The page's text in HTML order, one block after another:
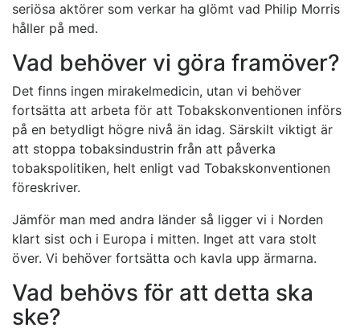
seriösa aktörer som verkar ha glömt vad Philip Morris
håller på med.
Vad behöver vi göra framöver?
Det finns ingen mirakelmedicin, utan vi behöver
fortsätta att arbeta för att Tobakskonventionen införs
på en betydligt högre nivå än idag. Särskilt viktigt är
att stoppa tobaksindustrin från att påverka
tobakspolitiken, helt enligt vad Tobakskonventionen
föreskriver.
Jämför man med andra länder så ligger vi i Norden
klart sist och i Europa i mitten. Inget att vara stolt
över. Vi behöver fortsätta och kavla upp ärmarna.
Vad behövs för att detta ska
ske?